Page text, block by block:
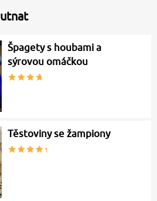
Špagety s houbami a
sýrovou omáčkou
Těstoviny se žampiony